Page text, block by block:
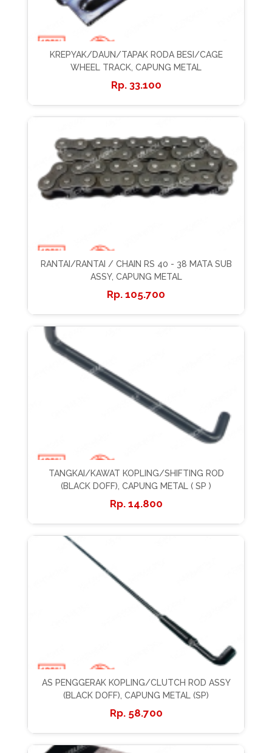
KREPYAK/DAUN/TAPAK RODA BESI/CAGE
WHEEL TRACK, CAPUNG METAL
33.100
RANTAI/RANTAI / CHAIN RS 40 - 38 MATA SUB
ASSY, CAPUNG METAL
105.700
TANGKAI/KAWAT KOPLING/SHIFTING ROD
(BLACK DOFF), CAPUNG METAL ( SP )
14.800
AS PENGGERAK KOPLING/CLUTCH ROD ASSY
(BLACK DOFF), CAPUNG METAL (SP)
58.700